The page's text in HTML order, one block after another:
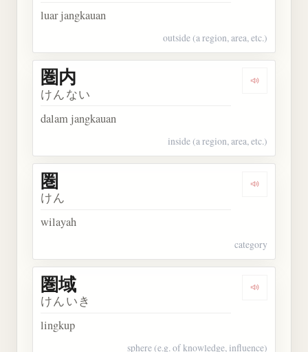
luar jangkauan
outside (a region, area, etc.)
Dengarkan
圏内
けんない
dalam jangkauan
inside (a region, area, etc.)
Dengarkan
圏
けん
wilayah
category
Dengarkan
圏域
けんいき
lingkup
sphere (e.g. of knowledge, influence)